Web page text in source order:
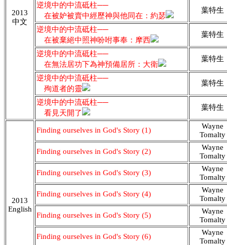
2013
中文
逆境中的中流砥柱──
在被妒被賣中經歷神與他同在：約瑟
葉特生
逆境中的中流砥柱──
在被棄絕中照神吩咐事奉：摩西
葉特生
逆境中的中流砥柱──
在無法居功下為神預備居所：大衛
葉特生
逆境中的中流砥柱──
殉道者的靈
葉特生
逆境中的中流砥柱──
看見天開了
葉特生
2013
English
Finding ourselves in God's Story (1)
Wayne
Tomalty
Finding ourselves in God's Story (2)
Wayne
Tomalty
Finding ourselves in God's Story (3)
Wayne
Tomalty
Finding ourselves in God's Story (4)
Wayne
Tomalty
Finding ourselves in God's Story (5)
Wayne
Tomalty
Finding ourselves in God's Story (6)
Wayne
Tomalty